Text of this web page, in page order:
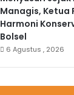
Managis, Ketua
Harmoni
Bolsel
6 Agustus , 2026